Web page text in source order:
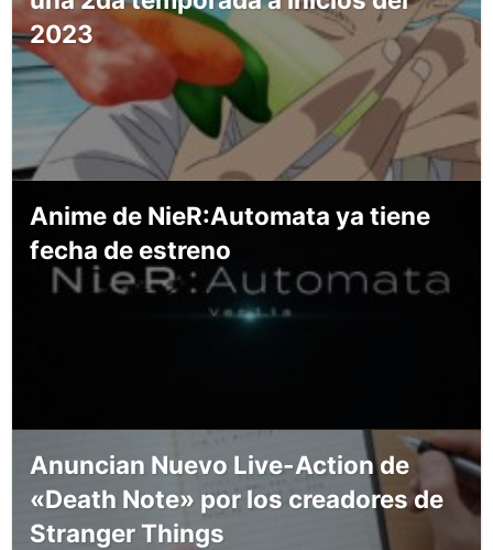
2023
Anime de NieR:Automata ya tiene
fecha de estreno
Anuncian Nuevo Live-Action de
«Death Note» por los creadores de
Stranger Things